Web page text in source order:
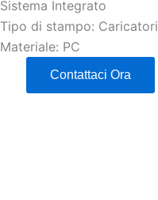
Sistema Integrato
Tipo di stampo: Caricatori
Materiale: PC
Contattaci Ora